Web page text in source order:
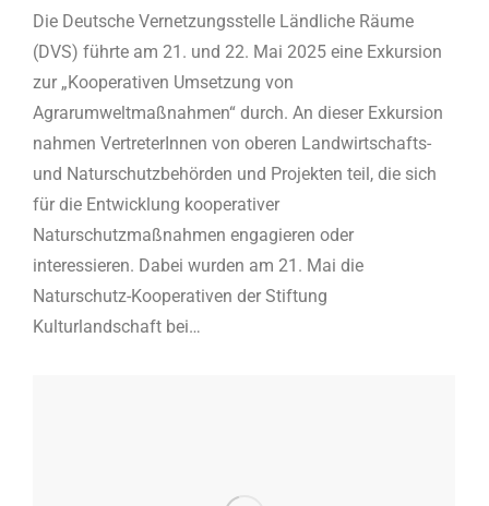
Die Deutsche Vernetzungsstelle Ländliche Räume
(DVS) führte am 21. und 22. Mai 2025 eine Exkursion
zur „Kooperativen Umsetzung von
Agrarumweltmaßnahmen“ durch. An dieser Exkursion
nahmen VertreterInnen von oberen Landwirtschafts-
und Naturschutzbehörden und Projekten teil, die sich
für die Entwicklung kooperativer
Naturschutzmaßnahmen engagieren oder
interessieren. Dabei wurden am 21. Mai die
Naturschutz-Kooperativen der Stiftung
Kulturlandschaft bei…